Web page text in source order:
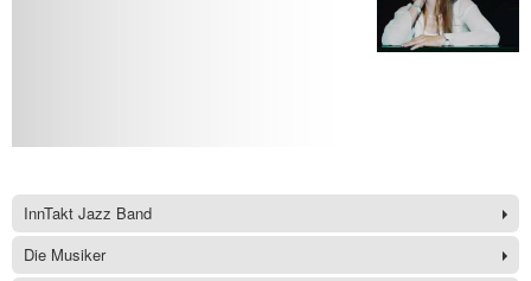
InnTakt Jazz Band
Die Musiker